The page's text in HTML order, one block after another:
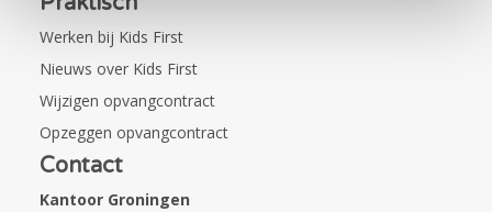
Werken bij Kids First
Nieuws over Kids First
Wijzigen opvangcontract
Opzeggen opvangcontract
Contact
Kantoor Groningen